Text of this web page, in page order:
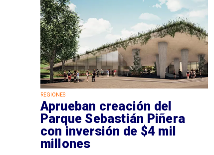
REGIONES
Aprueban creación del
Parque Sebastián Piñera
con inversión de $4 mil
millones